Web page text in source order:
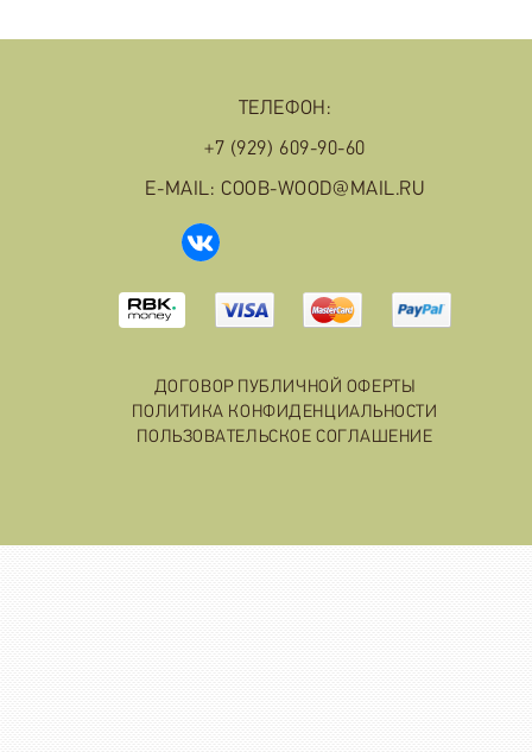
ТЕЛЕФОН:
+7 (929) 609-90-60
E-MAIL: COOB-WOOD@MAIL.RU
ДОГОВОР ПУБЛИЧНОЙ ОФЕРТЫ
ПОЛИТИКА КОНФИДЕНЦИАЛЬНОСТИ
ПОЛЬЗОВАТЕЛЬСКОЕ СОГЛАШЕНИЕ